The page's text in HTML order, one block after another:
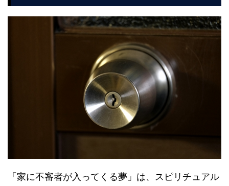
「家に不審者が入ってくる夢」は、スピリチュアル